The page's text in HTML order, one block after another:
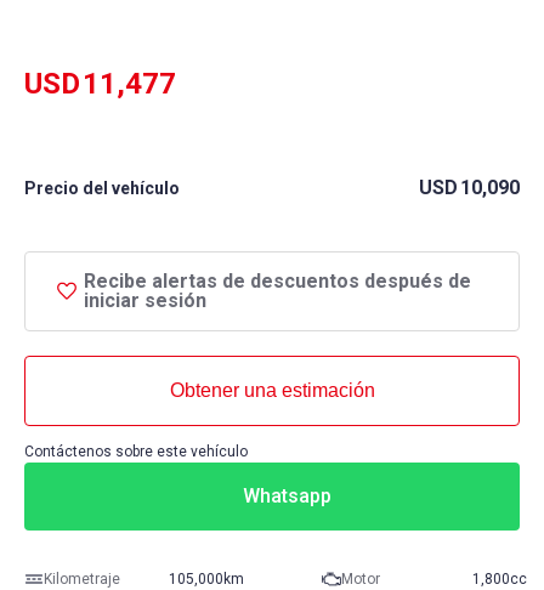
USD11,477
Precio del vehículo USD 10,090
Recibe alertas de descuentos después de
iniciar sesión
Obtener una estimación
Contáctenos sobre este vehículo
Whatsapp
Kilometraje 105,000km Motor 1,800cc